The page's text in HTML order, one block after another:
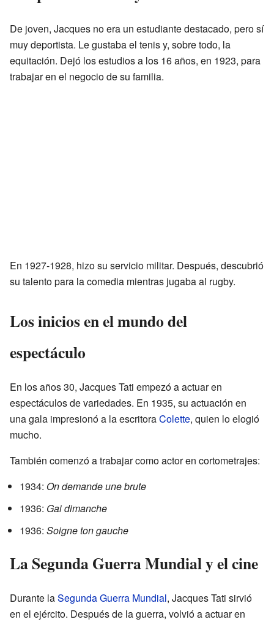
De joven, Jacques no era un estudiante destacado, pero sí
muy deportista. Le gustaba el tenis y, sobre todo, la
equitación. Dejó los estudios a los 16 años, en 1923, para
trabajar en el negocio de su familia.
En 1927-1928, hizo su servicio militar. Después, descubrió
su talento para la comedia mientras jugaba al rugby.
Los inicios en el mundo del
espectáculo
En los años 30, Jacques Tati empezó a actuar en
espectáculos de variedades. En 1935, su actuación en
una gala impresionó a la escritoraColette, quien lo elogió
mucho.
También comenzó a trabajar como actor en cortometrajes:
1934: On demande une brute
1936: Gai dimanche
1936: Soigne ton gauche
La Segunda Guerra Mundial y el cine
Durante laSegunda Guerra Mundial, Jacques Tati sirvió
en el ejército. Después de la guerra, volvió a actuar en